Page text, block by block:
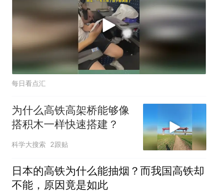
每日看点汇
为什么高铁高架桥能够像
搭积木一样快速搭建？
科学大搜索 2跟贴
日本的高铁为什么能抽烟？而我国高铁却
不能，原因竟是如此